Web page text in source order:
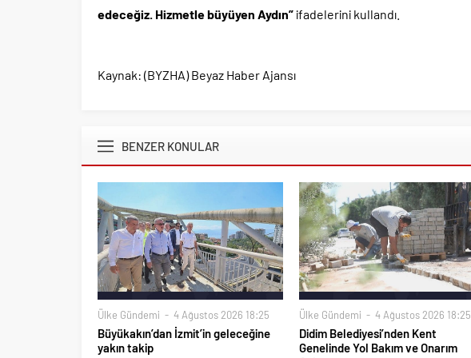
edeceğiz. Hizmetle büyüyen Aydın” ifadelerini kullandı.
Kaynak: (BYZHA) Beyaz Haber Ajansı
BENZER KONULAR
Ülke Gündemi 4 Ağustos 2026 18:25
Büyükakın’dan İzmit’in geleceğine
yakın takip
Ülke Gündemi 4 Ağustos 2026 18:25
Didim Belediyesi’nden Kent
Genelinde Yol Bakım ve Onarım